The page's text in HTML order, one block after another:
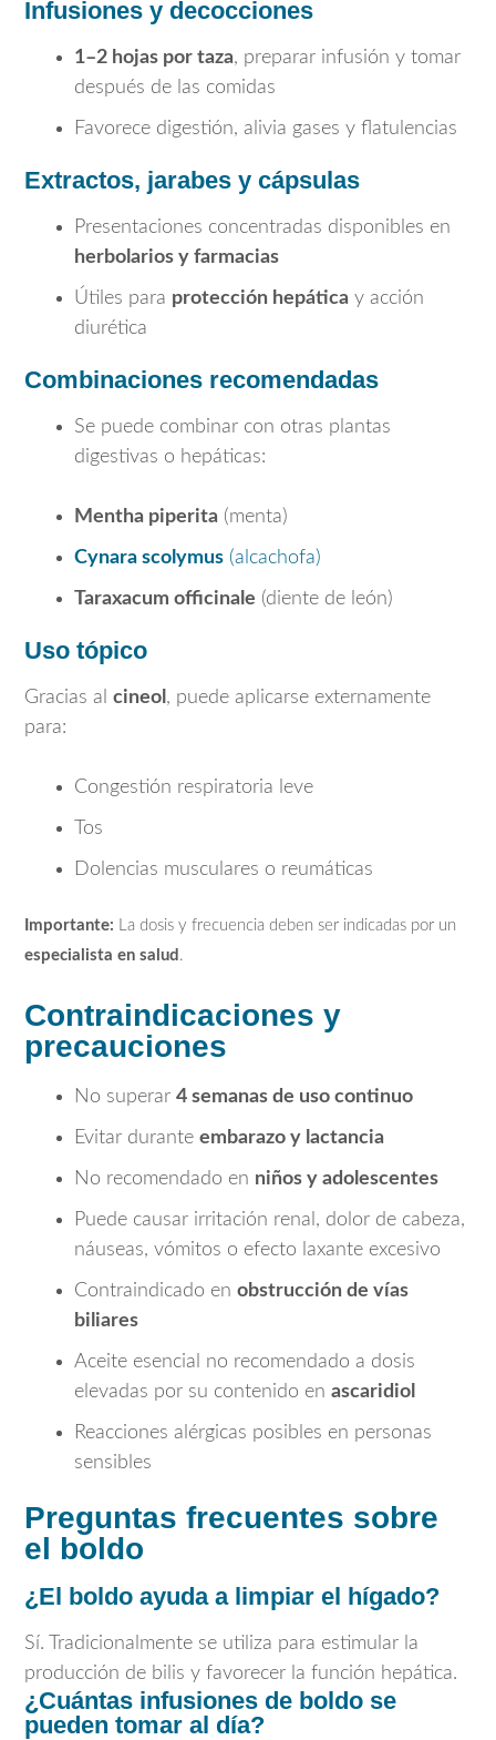
Infusiones y decocciones
1–2 hojas por taza, preparar infusión y tomar
después de las comidas
Favorece digestión, alivia gases y flatulencias
Extractos, jarabes y cápsulas
Presentaciones concentradas disponibles en
herbolarios y farmacias
Útiles para protección hepática y acción
diurética
Combinaciones recomendadas
Se puede combinar con otras plantas
digestivas o hepáticas:
Mentha piperita (menta)
Cynara scolymus (alcachofa)
Taraxacum officinale (diente de león)
Uso tópico
Gracias al cineol , puede aplicarse externamente
para:
Congestión respiratoria leve
Tos
Dolencias musculares o reumáticas
Importante: La dosis y frecuencia deben ser indicadas por un
especialista en salud .
Contraindicaciones y
precauciones
No superar 4 semanas de uso continuo
Evitar durante embarazo y lactancia
No recomendado en niños y adolescentes
Puede causar irritación renal, dolor de cabeza,
náuseas, vómitos o efecto laxante excesivo
Contraindicado en obstrucción de vías
biliares
Aceite esencial no recomendado a dosis
elevadas por su contenido en ascaridiol
Reacciones alérgicas posibles en personas
sensibles
Preguntas frecuentes sobre
el boldo
¿El boldo ayuda a limpiar el hígado?
Sí. Tradicionalmente se utiliza para estimular la
producción de bilis y favorecer la función hepática.
¿Cuántas infusiones de boldo se
pueden tomar al día?